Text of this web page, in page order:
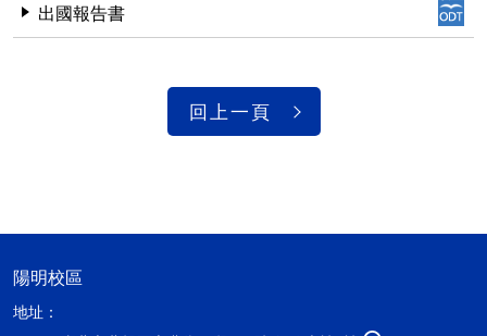
出國報告書
回上一頁
陽明校區
地址：